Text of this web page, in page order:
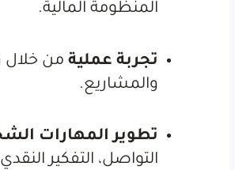
المنظومة المالية.
تجربة عملية من
والمشاريع.
تطوير المهارات
التواصل، التفكير